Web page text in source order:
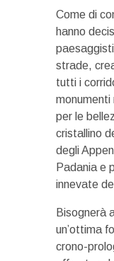
Come di
hanno
strade,
tutti i
monumenti
per le
cristallino
degli
Padania e
innevate
Bisognerà
un’ottima
crono-